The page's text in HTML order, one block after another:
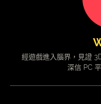
經遊戲進入腦界，見證
深信 PC